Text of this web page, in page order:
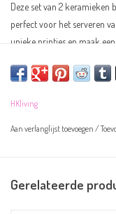
Deze set van 2
perfect voor het serveren
unieke printjes en maak
afbeelding.
- Kleur: beige, geel
HKliving
Aan verlanglijst toevoegen /
Gerelateerde